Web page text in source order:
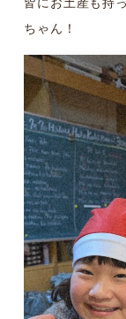
ちゃん！